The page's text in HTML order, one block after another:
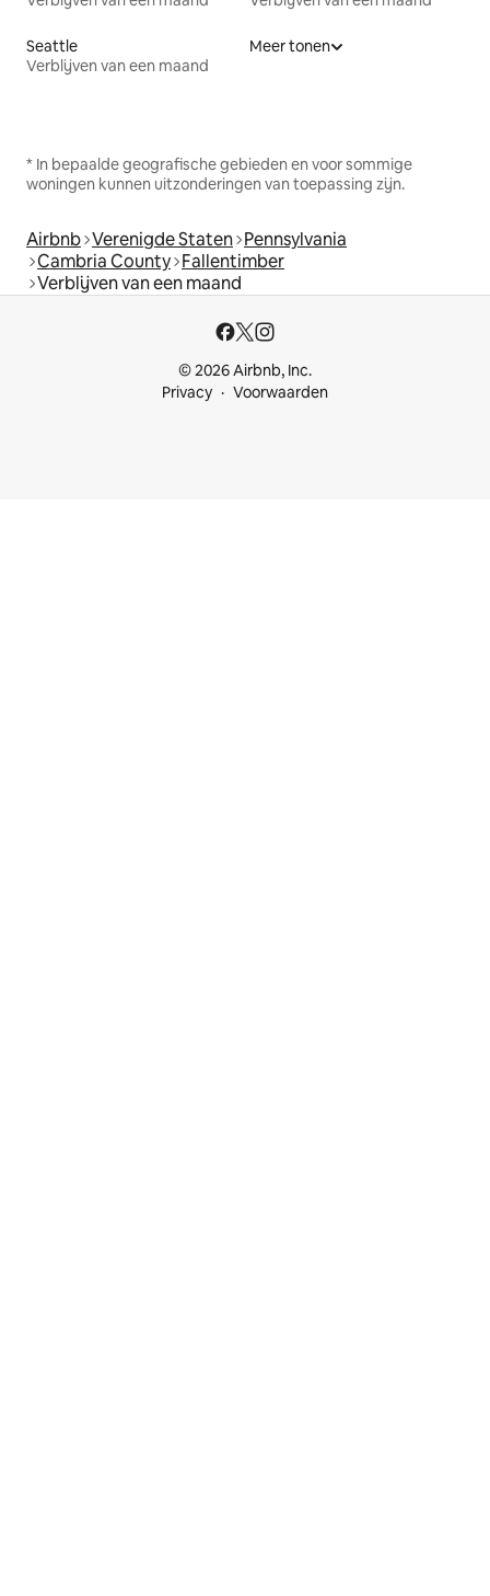
Seattle
Verblijven van een maand
Meer tonen
* In bepaalde geografische gebieden en voor sommige
woningen kunnen uitzonderingen van toepassing zijn.
Airbnb Verenigde Staten Pennsylvania
Cambria County Fallentimber
Verblijven van een maand
© 2026 Airbnb, Inc.
Privacy
Voorwaarden